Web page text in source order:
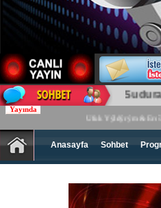
Sudurağı Olay
Anasayfa Sohbet